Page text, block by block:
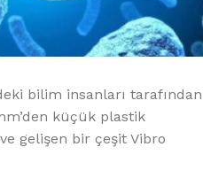
bilim insanları tarafından
küçük plastik
gelişen bir çeşit Vibro